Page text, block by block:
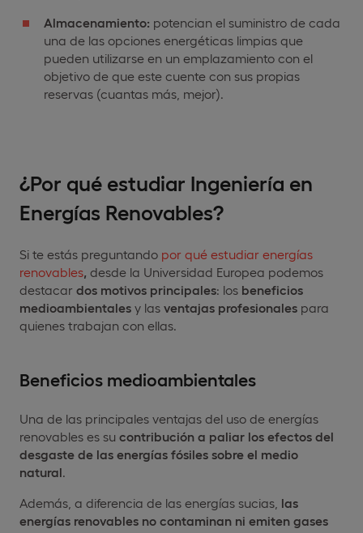
Almacenamiento: potencian el suministro de cada
una de las opciones energéticas limpias que
pueden utilizarse en un emplazamiento con el
objetivo de que este cuente con sus propias
reservas (cuantas más, mejor).
¿Por qué estudiar Ingeniería en
Energías Renovables?
Si te estás preguntando por qué estudiar energías
renovables desde la Universidad Europea podemos
destacar dos motivos principales: los beneficios
medioambientales y las ventajas profesionales para
quienes trabajan con ellas.
Beneficios medioambientales
Una de las principales ventajas del uso de energías
renovables es su contribución a paliar los efectos del
desgaste de las energías fósiles sobre el medio
natural
Además, a diferencia de las energías sucias, las
energías renovables no contaminan ni emiten gases